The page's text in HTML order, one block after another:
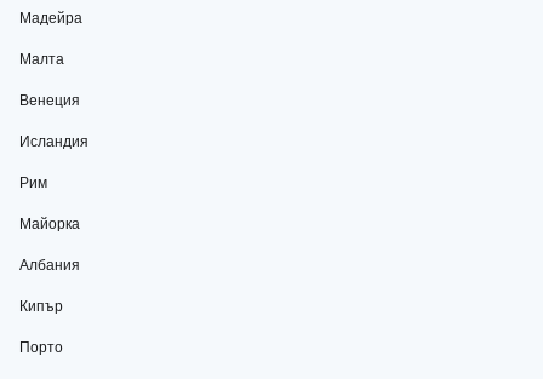
Мадейра
Малта
Венеция
Исландия
Рим
Майорка
Албания
Кипър
Порто